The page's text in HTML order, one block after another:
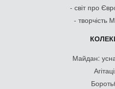
- світ про
- творчість
Майдан: усна